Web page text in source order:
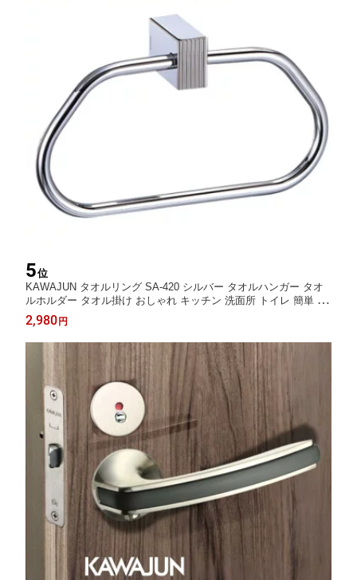
5位
KAWAJUN タオルリング SA-420 シルバー タオルハンガー タオ
ルホルダー タオル掛け おしゃれ キッチン 洗面所 トイレ 簡単 取
付 DIY 新築 新居 リフォーム カワジュン 河淳 タオルバー 浴室 収
納 KAWAJUN社のデザインアクセサリーシリーズ
2,980 円